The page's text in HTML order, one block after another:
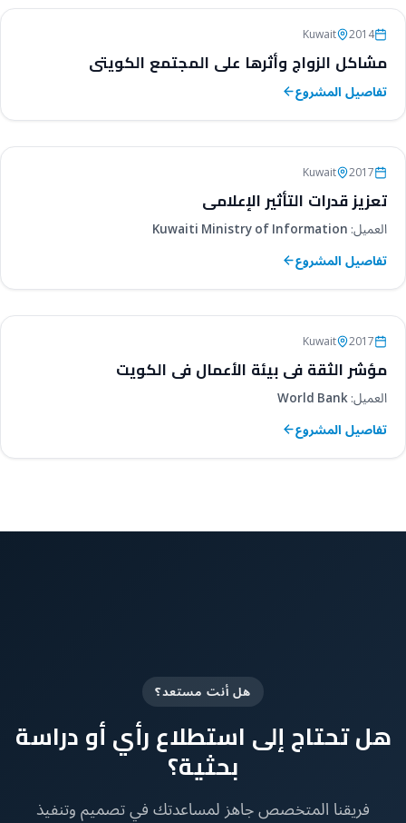
الدراسات البحثية
2014
Kuwait
مشاكل الزواج وأثرها على المجتمع الكويتي
تفاصيل المشروع
الدراسات البحثية
2017
Kuwait
تعزيز قدرات التأثير الإعلامي
العميل: Kuwaiti Ministry of Information
تفاصيل المشروع
الدراسات البحثية
2017
Kuwait
مؤشر الثقة في بيئة الأعمال في الكويت
العميل: World Bank
تفاصيل المشروع
هل أنت مستعد؟
هل تحتاج إلى استطلاع رأي أو دراسة
بحثية؟
فريقنا المتخصص جاهز لمساعدتك في تصميم وتنفيذ